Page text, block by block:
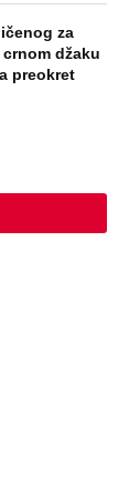
za
džaku
preokret